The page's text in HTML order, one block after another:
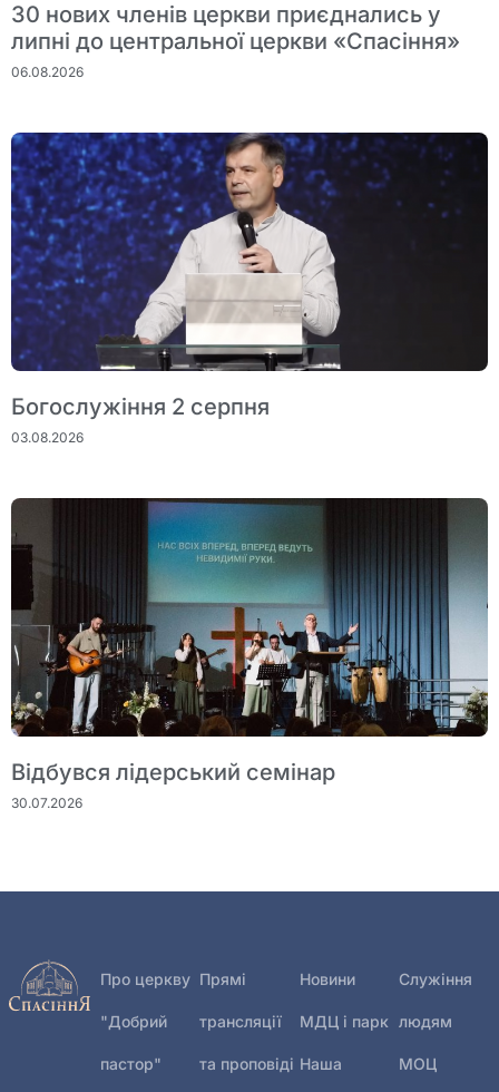
30 нових членів церкви приєднались у
липні до центральної церкви «Спасіння»
06.08.2026
Богослужіння 2 серпня
03.08.2026
Відбувся лідерський семінар
30.07.2026
Про церкву
"Добрий
пастор"
Прямі
трансляції
та проповіді
Новини
МДЦ і парк
Наша
Служіння
людям
МОЦ